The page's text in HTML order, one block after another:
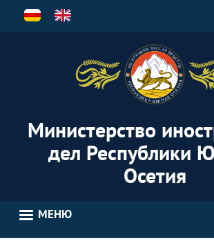
Перейти
Министерство
дел Республики
Осетия
МЕНЮ